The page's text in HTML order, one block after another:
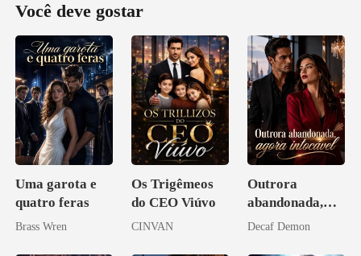
Você deve gostar
Uma garota e
quatro feras
Brass Wren
Os Trigêmeos
do CEO Viúvo
CINVAN
Outrora
abandonada,
agora intocável
Decaf Demon